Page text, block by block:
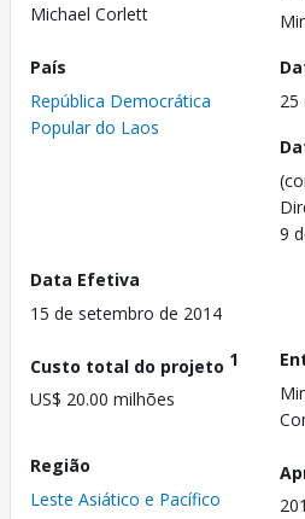
Michael Corlett
País
República Democrática
Popular do Laos
25
9
Data Efetiva
15 de setembro de 2014
Custo total do projeto 1
US$ 20.00 milhões
Região
Leste Asiático e Pacífico